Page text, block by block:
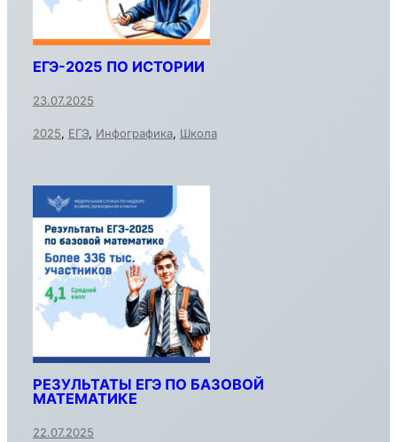
ЕГЭ-2025 ПО ИСТОРИИ
23.07.2025
2025, ЕГЭ, Инфографика, Школа
РЕЗУЛЬТАТЫ ЕГЭ ПО БАЗОВОЙ
МАТЕМАТИКЕ
22.07.2025